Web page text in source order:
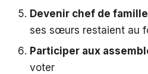
Devenir chef de famille
ses sœurs restaient au
Participer aux
voter